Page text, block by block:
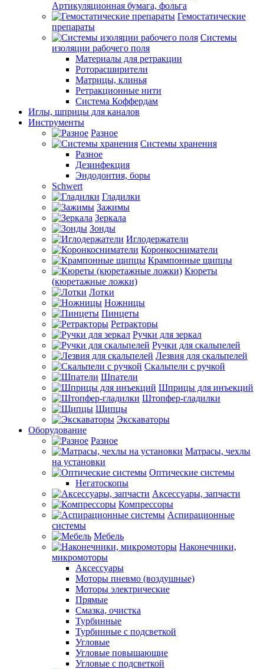
Артикуляционная бумага, фольга
Гемостатические
препараты
Системы
изоляции рабочего поля
Материалы для ретракции
Роторасширители
Матрицы, клинья
Ретракционные нити
Система Коффердам
Иглы, шприцы для каналов
Инструменты
Разное
Системы хранения
Разное
Дезинфекция
Эндодонтия, боры
Schwert
Гладилки
Зажимы
Зеркала
Зонды
Иглодержатели
Коронкосниматели
Крампонные щипцы
Кюреты
(кюретажные ложки)
Лотки
Ножницы
Пинцеты
Ретракторы
Ручки для зеркал
Ручки для скальпелей
Лезвия для скальпелей
Скальпели с ручкой
Шпатели
Шприцы для инъекций
Штопфер-гладилки
Щипцы
Экскаваторы
Оборудование
Разное
Матрасы, чехлы
на установки
Оптические системы
Негатоскопы
Аксессуары, запчасти
Компрессоры
Аспирационные
системы
Мебель
Наконечники,
микромоторы
Аксессуары
Моторы пневмо (воздушные)
Моторы электрические
Прямые
Смазка, очистка
Турбинные
Турбинные с подсветкой
Угловые
Угловые повышающие
Угловые с подсветкой